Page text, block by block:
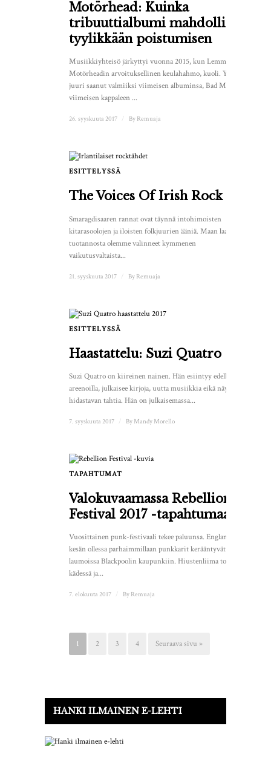
Motörhead: Kuinka
tribuuttialbumi mahdollisti
tyylikkään poistumisen
Musiikkiyhteisö järkyttyi vuonna 2015, kun Lemmy,
Motörheadin arvoituksellinen keulahahmo, kuoli. Yhtye oli
juuri saanut valmiiksi viimeisen albuminsa, Bad Magic, ja
viimeisen kappaleen ...
26. syyskuuta 2017 By Remuaja
ESITTELYSSÄ
The Voices Of Irish Rock
Smaragdisaaren rannat ovat täynnä intohimoisten
kitarasoolojen ja iloisten folkjuurien ääniä. Maan laajasta
tuotannosta olemme valinneet kymmenen
vaikutusvaltaista...
21. syyskuuta 2017 By Remuaja
ESITTELYSSÄ
Haastattelu: Suzi Quatro
Suzi Quatro on kiireinen nainen. Hän esiintyy edelleen
areenoilla, julkaisee kirjoja, uutta musiikkia eikä näytä
hidastavan tahtia. Hän on julkaisemassa...
7. syyskuuta 2017 By Mandy Morello
TAPAHTUMAT
Valokuvaamassa Rebellion
Festival 2017 -tapahtumaa
Vuosittainen punk-festivaali tekee paluunsa. Englannin
kesän ollessa parhaimmillaan punkkarit kerääntyvät
laumoissa Blackpoolin kaupunkiin. Hiustenliima toisessa
kädessä ja...
7. elokuuta 2017 By Remuaja
1 2 3 4 Seuraava sivu »
HANKI ILMAINEN E-LEHTI